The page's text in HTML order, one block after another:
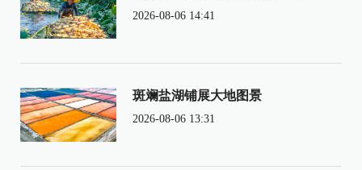
2026-08-06 14:41
斑斓盐湖铺展大地图景
2026-08-06 13:31